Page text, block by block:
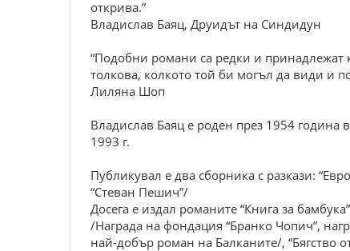
открива.”
Владислав Баяц, Друидът на Синдидун
“Подобни романи са редки и принадлежат
толкова, колкото той би могъл да види и
Лиляна Шоп
Владислав Баяц е роден през 1954 година
1993 г.
Публикувал е два сборника с разкази:
“Стеван Пешич”/
Досега е издал романите “Книга за
/Награда на фондация “Бранко Чопич”,
най-добър роман на Балканите/, “Бягство